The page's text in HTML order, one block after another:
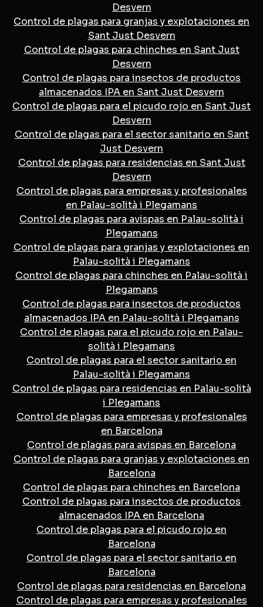
Desvern
Control de plagas para granjas y explotaciones en
Sant Just Desvern
Control de plagas para chinches en Sant Just
Desvern
Control de plagas para insectos de productos
almacenados IPA en Sant Just Desvern
Control de plagas para el picudo rojo en Sant Just
Desvern
Control de plagas para el sector sanitario en Sant
Just Desvern
Control de plagas para residencias en Sant Just
Desvern
Control de plagas para empresas y profesionales
en Palau-solità i Plegamans
Control de plagas para avispas en Palau-solità i
Plegamans
Control de plagas para granjas y explotaciones en
Palau-solità i Plegamans
Control de plagas para chinches en Palau-solità i
Plegamans
Control de plagas para insectos de productos
almacenados IPA en Palau-solità i Plegamans
Control de plagas para el picudo rojo en Palau-
solità i Plegamans
Control de plagas para el sector sanitario en
Palau-solità i Plegamans
Control de plagas para residencias en Palau-solità
i Plegamans
Control de plagas para empresas y profesionales
en Barcelona
Control de plagas para avispas en Barcelona
Control de plagas para granjas y explotaciones en
Barcelona
Control de plagas para chinches en Barcelona
Control de plagas para insectos de productos
almacenados IPA en Barcelona
Control de plagas para el picudo rojo en
Barcelona
Control de plagas para el sector sanitario en
Barcelona
Control de plagas para residencias en Barcelona
Control de plagas para empresas y profesionales